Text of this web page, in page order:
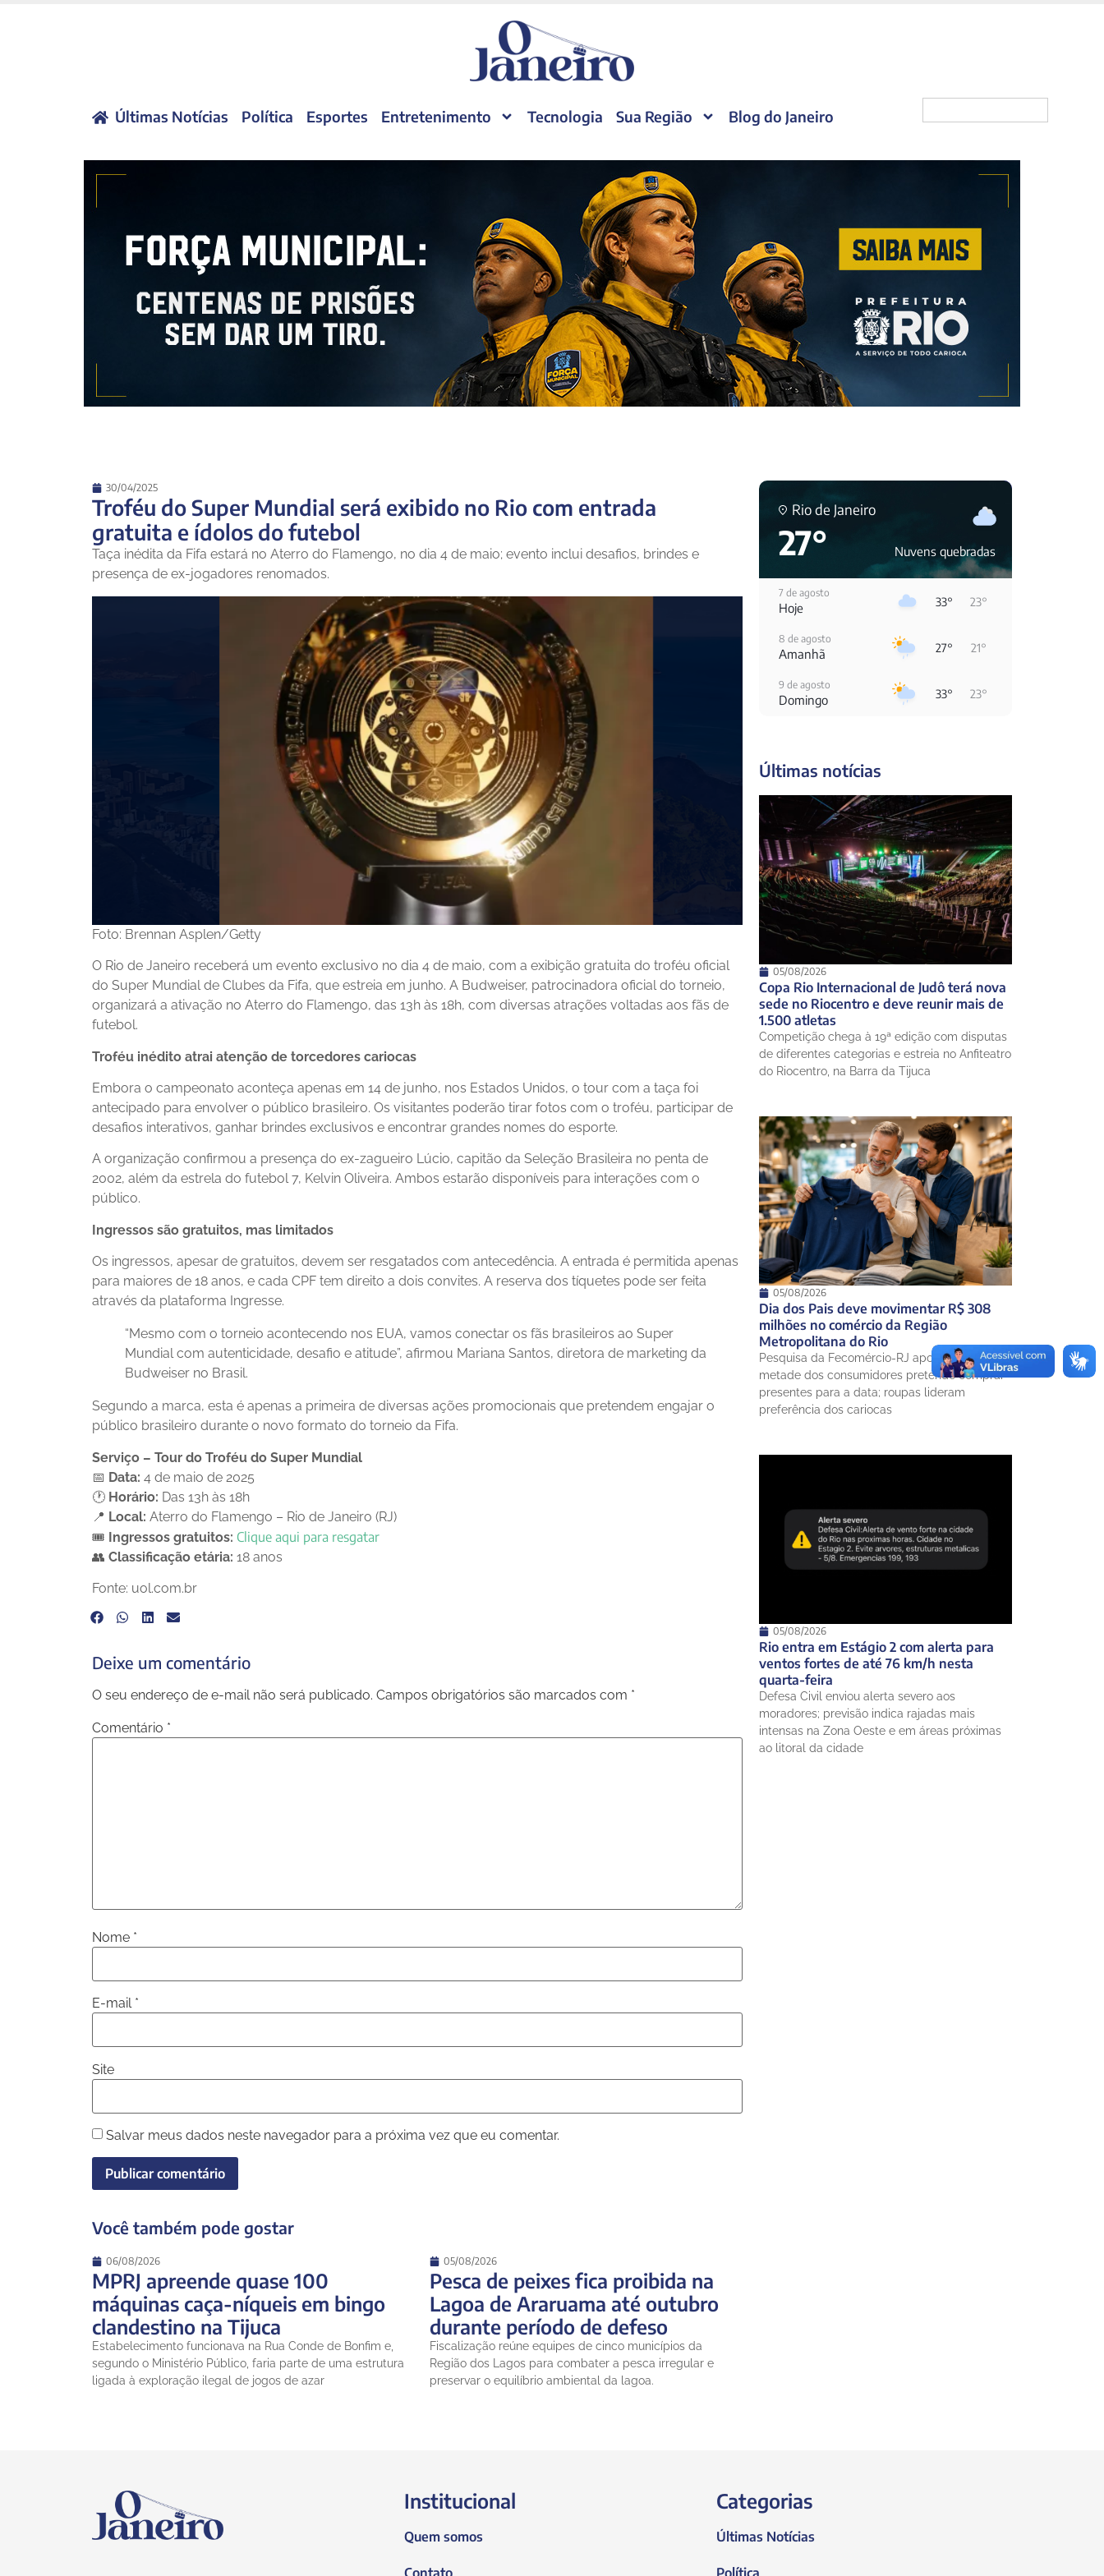
Últimas Notícias Política Esportes Entretenimento Tecnologia Sua Região Blog do Janeiro
30/04/2025
Troféu do Super Mundial será exibido no Rio com entrada
gratuita e ídolos do futebol
Taça inédita da Fifa estará no Aterro do Flamengo, no dia 4 de maio; evento inclui desafios, brindes e
presença de ex-jogadores renomados.
Foto: Brennan Asplen/Getty
O Rio de Janeiro receberá um evento exclusivo no dia 4 de maio, com a exibição gratuita do troféu oficial
do Super Mundial de Clubes da Fifa, que estreia em junho. A Budweiser, patrocinadora oficial do torneio,
organizará a ativação no Aterro do Flamengo, das 13h às 18h, com diversas atrações voltadas aos fãs de
futebol.
Troféu inédito atrai atenção de torcedores cariocas
Embora o campeonato aconteça apenas em 14 de junho, nos Estados Unidos, o tour com a taça foi
antecipado para envolver o público brasileiro. Os visitantes poderão tirar fotos com o troféu, participar de
desafios interativos, ganhar brindes exclusivos e encontrar grandes nomes do esporte.
A organização confirmou a presença do ex-zagueiro Lúcio, capitão da Seleção Brasileira no penta de
2002, além da estrela do futebol 7, Kelvin Oliveira. Ambos estarão disponíveis para interações com o
público.
Ingressos são gratuitos, mas limitados
Os ingressos, apesar de gratuitos, devem ser resgatados com antecedência. A entrada é permitida apenas
para maiores de 18 anos, e cada CPF tem direito a dois convites. A reserva dos tíquetes pode ser feita
através da plataforma Ingresse.
“Mesmo com o torneio acontecendo nos EUA, vamos conectar os fãs brasileiros ao Super
Mundial com autenticidade, desafio e atitude”, afirmou Mariana Santos, diretora de marketing da
Budweiser no Brasil.
Segundo a marca, esta é apenas a primeira de diversas ações promocionais que pretendem engajar o
público brasileiro durante o novo formato do torneio da Fifa.
Serviço – Tour do Troféu do Super Mundial
📅 Data: 4 de maio de 2025
🕐 Horário: Das 13h às 18h
📍 Local: Aterro do Flamengo – Rio de Janeiro (RJ)
🎟️ Ingressos gratuitos: Clique aqui para resgatar
👥 Classificação etária: 18 anos
Fonte: uol.com.br
Deixe um comentário
O seu endereço de e-mail não será publicado. Campos obrigatórios são marcados com *
Comentário *
Nome *
E-mail *
Site
Salvar meus dados neste navegador para a próxima vez que eu comentar.
Você também pode gostar
06/08/2026
MPRJ apreende quase 100
máquinas caça-níqueis em bingo
clandestino na Tijuca
Estabelecimento funcionava na Rua Conde de Bonfim e,
segundo o Ministério Público, faria parte de uma estrutura
ligada à exploração ilegal de jogos de azar
05/08/2026
Pesca de peixes fica proibida na
Lagoa de Araruama até outubro
durante período de defeso
Fiscalização reúne equipes de cinco municípios da
Região dos Lagos para combater a pesca irregular e
preservar o equilíbrio ambiental da lagoa.
Rio de Janeiro
27° Nuvens quebradas
7 de agosto
Hoje 33° 23°
8 de agosto
Amanhã 27° 21°
9 de agosto
Domingo 33° 23°
11 de agosto
Terça-Feira
12 de agosto
Quarta-Feira 22° 18°
13 de agosto
Quinta-Feira 23° 18°
Últimas notícias
05/08/2026
Copa Rio Internacional de Judô terá nova
sede no Riocentro e deve reunir mais de
1.500 atletas
Competição chega à 19ª edição com disputas
de diferentes categorias e estreia no Anfiteatro
do Riocentro, na Barra da Tijuca
05/08/2026
Dia dos Pais deve movimentar R$ 308
milhões no comércio da Região
Metropolitana do Rio
Pesquisa da Fecomércio-RJ aponta que
metade dos consumidores pretende comprar
presentes para a data; roupas lideram
preferência dos cariocas
05/08/2026
Rio entra em Estágio 2 com alerta para
ventos fortes de até 76 km/h nesta
quarta-feira
Defesa Civil enviou alerta severo aos
moradores; previsão indica rajadas mais
intensas na Zona Oeste e em áreas próximas
ao litoral da cidade
Institucional
Quem somos
Categorias
Últimas Notícias